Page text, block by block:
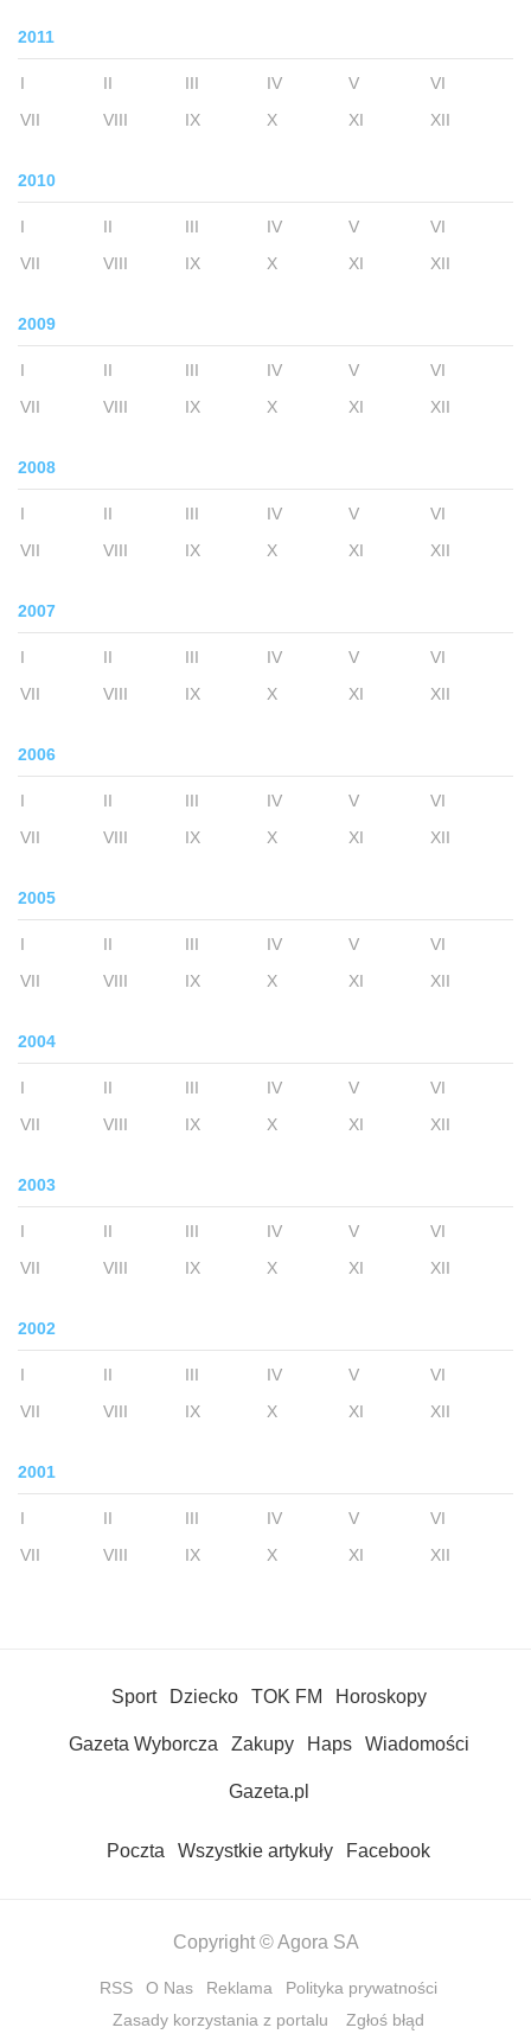
2011
I II III IV V
VI
VII
VIII IX X XI XII
2010
I II III IV V
VI
VII
VIII IX X XI XII
2009
I II III IV V
VI
VII
VIII IX X XI XII
2008
I II III IV V
VI
VII
VIII IX X XI XII
2007
I II III IV V
VI
VII
VIII IX X XI XII
2006
I II III IV V
VI
VII
VIII IX X XI XII
2005
I II III IV V
VI
VII
VIII IX X XI XII
2004
I II III IV V
VI
VII
VIII IX X XI XII
2003
I II III IV V
VI
VII
VIII IX X XI XII
2002
I II III IV V
VI
VII
VIII IX X XI XII
2001
I II III IV V
VI
VII
VIII IX X XI XII
Sport Dziecko TOK FM Horoskopy
Gazeta Wyborcza Zakupy Haps Wiadomości
Gazeta.pl
Poczta Wszystkie artykuły Facebook
Copyright © Agora SA
RSS O Nas Reklama
Polityka prywatności
Zasady korzystania z portalu
Zgłoś błąd